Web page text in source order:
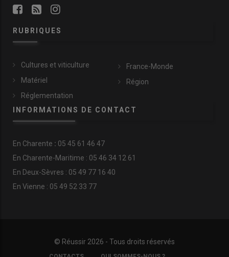
RUBRIQUES
Cultures et viticulture
Matériel
Réglementation
France-Monde
Région
INFORMATIONS DE CONTACT
En Charente : 05 45 61 46 47
En Charente-Maritime : 05 46 34 12 61
En Deux-Sèvres : 05 49 77 16 40
En Vienne : 05 49 52 33 77
© Réussir 2026 - Tous droits réservés